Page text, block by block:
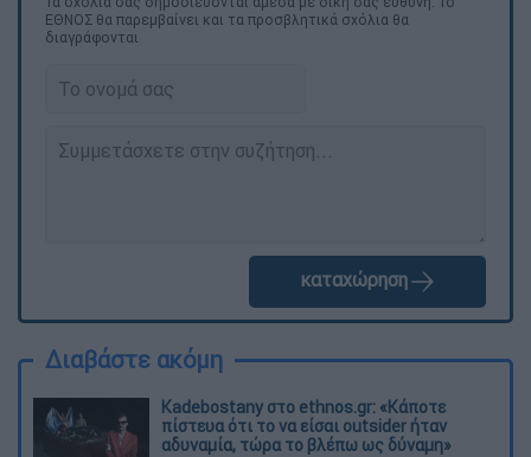
ΕΘΝΟΣ θα παρεμβαίνει και τα προσβλητικά σχόλια θα
διαγράφονται
καταχώρηση
Διαβάστε ακόμη
Kadebostany στο ethnos.gr: «Κάποτε
πίστευα ότι το να είσαι outsider ήταν
αδυναμία, τώρα το βλέπω ως δύναμη»